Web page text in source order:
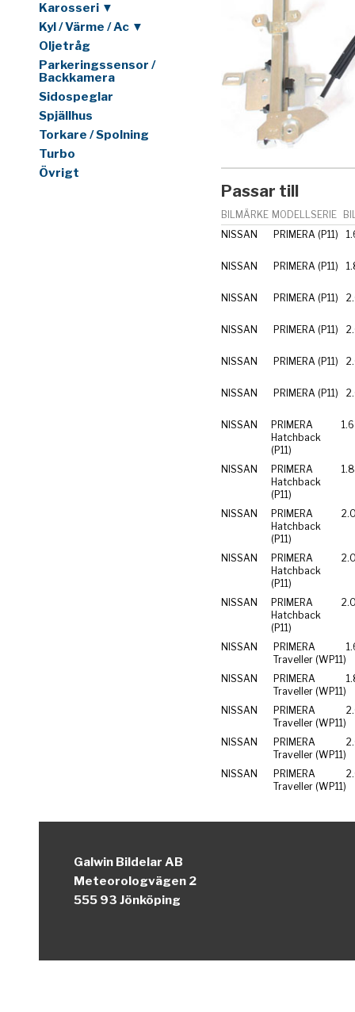
Karosseri ▼
Kyl / Värme / Ac ▼
Oljetråg
Parkeringssensor /
Backkamera
Sidospeglar
Spjällhus
Torkare / Spolning
Turbo
Övrigt
Passar till
BILMÄRKE MODELLSERIE
NISSAN
PRIMERA (P11)
NISSAN PRIMERA (P11)
NISSAN PRIMERA (P11)
NISSAN PRIMERA (P11)
NISSAN PRIMERA (P11)
NISSAN PRIMERA (P11)
NISSAN
PRIMERA
Hatchback
(P11)
NISSAN
PRIMERA
Hatchback
(P11)
NISSAN
PRIMERA
Hatchback
(P11)
NISSAN
PRIMERA
Hatchback
(P11)
NISSAN
PRIMERA
Hatchback
(P11)
NISSAN
PRIMERA
Traveller (WP11)
NISSAN
PRIMERA
Traveller (WP11)
NISSAN
PRIMERA
Traveller (WP11)
NISSAN
PRIMERA
Traveller (WP11)
NISSAN
PRIMERA
Traveller (WP11)
Galwin Bildelar AB
Meteorologvägen 2
555 93 Jönköping